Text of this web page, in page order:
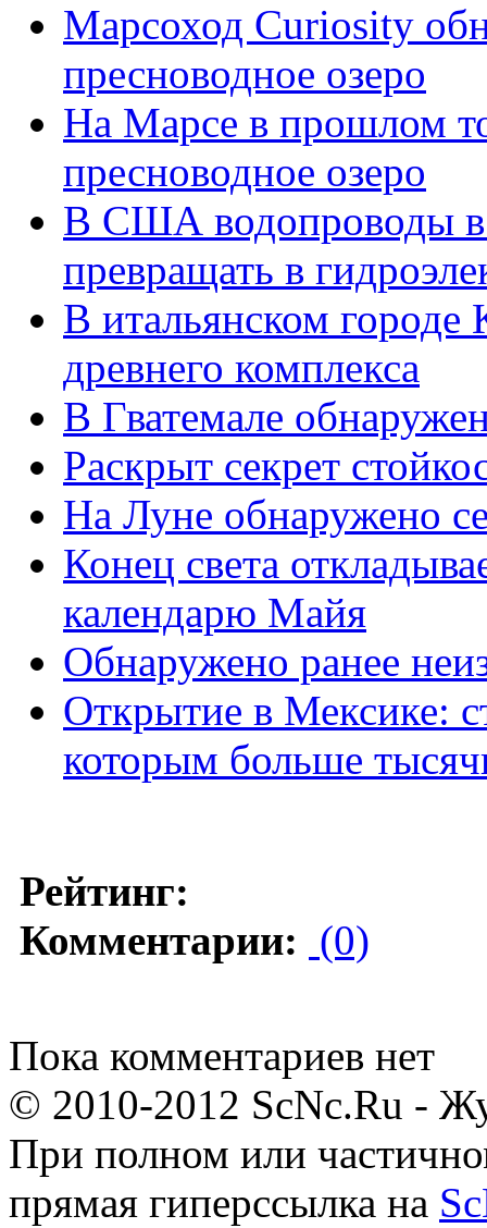
Марсоход Curiosity
пресноводное озеро
На Марсе в прошлом
пресноводное озеро
В США водопроводы в
превращать в
В итальянском городе
древнего комплекса
В Гватемале
Раскрыт секрет
На Луне обнаружено
Конец света
календарю Майя
Обнаружено ранее
Открытие в Мексике:
которым больше
Рейтинг:
Комментарии: (0)
Пока комментариев нет
© 2010-2012 ScNc.Ru -
При полном или
прямая гиперссылка на